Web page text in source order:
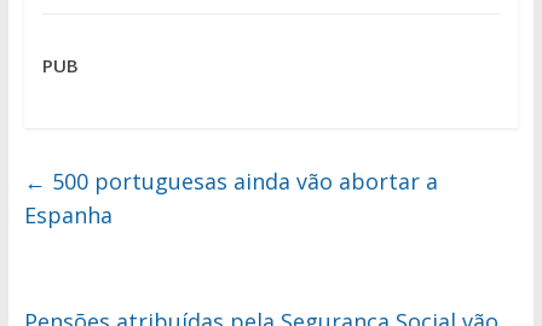
PUB
← 500 portuguesas ainda vão abortar a
Espanha